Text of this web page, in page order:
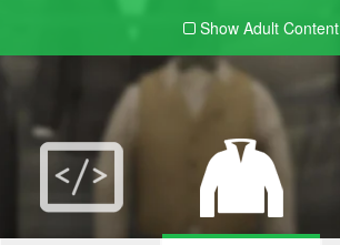
Show Adult Content